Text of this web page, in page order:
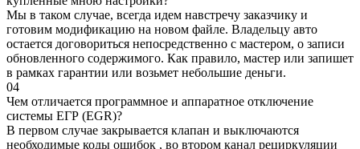
Мы в таком случае, всегда идем навстречу заказчику и
готовим модификацию на новом файле. Владельцу авто
остается договориться непосредственно с мастером, о записи
обновленного содержимого. Как правило, мастер или запишет
в рамках гарантии или возьмет небольшие деньги.
04
Чем отличается программное и аппаратное отключение
системы ЕГР (EGR)?
В первом случае закрывается клапан и выключаются
необходимые коды ошибок , во втором канал рециркуляции